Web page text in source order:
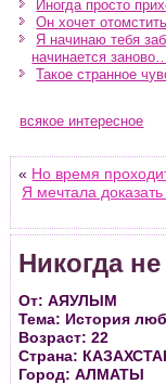
Иногда просто
Он хочет
Я начинаю тебя
начинается заново…
Такое странное
всякое интересное
« Но время
Я мечтала
Никогда
От: АЯУЛЫМ
Тема: История
Возраст: 22
Страна:
Город: АЛМАТЫ